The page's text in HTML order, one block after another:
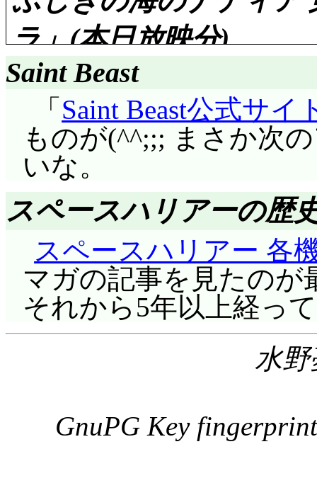
ったと言っていたし,
ない。「変な映画」
ムを強引に入れ換え
たく別だったし。激
人は, その後しゃっく
ャなデートではある
んじゃ「ぶち壊し」
理不尽すぎる展開に
イのもの」は爆笑。
公園で, もう一度イ
狙うヤシチ。見守る
ん? 状況理解してい
ているとしたら大し
ているミルモがヤシ
の一点張りだから。
一晩考えて結論を出
通り歩きながらも熟
が語って聞かせる。
った男の話を。……ま
歴が出てくるとは思
常に楽しみ。やっぱ
ノム自爆まで後10秒
バレストとヴェノム
がアーバレストの動
ムは一機, 海に沈んで
で大爆発が起きた。
エレベータはカウン
ていたから, ガウルン
いた。察知する宗介
貫で括り着けたワイ
艦大破, 搭載機多数
きな被害に落ち込む
を押されて大佐殿に
戦行動が終わり, ミス
「南の島への旅行」
りだったと。フライ
今回の白眉は, やは
とシフォンの一喝で
決めてくれたんです
います。それはガレ
こその「大した攻撃
さんバンザイ。
瞬にしてほんわかし
さあ, 次は最終にゃ
いのか……)。あの詰
見物です。あ, ブッ
よると, やっぱり本来
うで。
「スロットマシン」
静止画ながら後日譚
役総出演……とまでは
ます。。にゃーの2か
ゃーの5から安子おば
安藤ナツさん+幻仔猫
ん。そして, ポテチと
さん。ケーキとお茶
を言えばパイ(たると
になってますが……や
欲しかったんですが
「やられた!」が多か
後の最後にやってく
今回の作画変更点。
ンで, ガレットの蹴り
評価……☆☆☆☆☆
あー, 久しぶりだこ
て, 私が初めてちゃん
ね。途中からだけど。
元老院魔女12名。マ
ョサリバン, マジョミ
ョハートとマジョド
どれみ派になってい
派はこのシリーズを
ますが, 親どれみ派は
……あれ? まだキャラ
ょっと声質が今と違
ラ」(本日放映分)
評価……☆☆☆☆☆(前回
エレクトラの過去の
そしてナディアがネ
加えてネオ皇帝が初
「新」の意味とは限
ネモの王国が国とし
の後を継いだネオ・
おかしくないけど,
れ渡っていなさそう
海底にあったアレだ
Saint Beast
「 Saint Beast公式サイ
ものが(^^;;; まさか次
いな。
スペースハリアーの歴
スペースハリアー 各
マガの記事を見たのが
それから5年以上経っ
水
GnuPG Key